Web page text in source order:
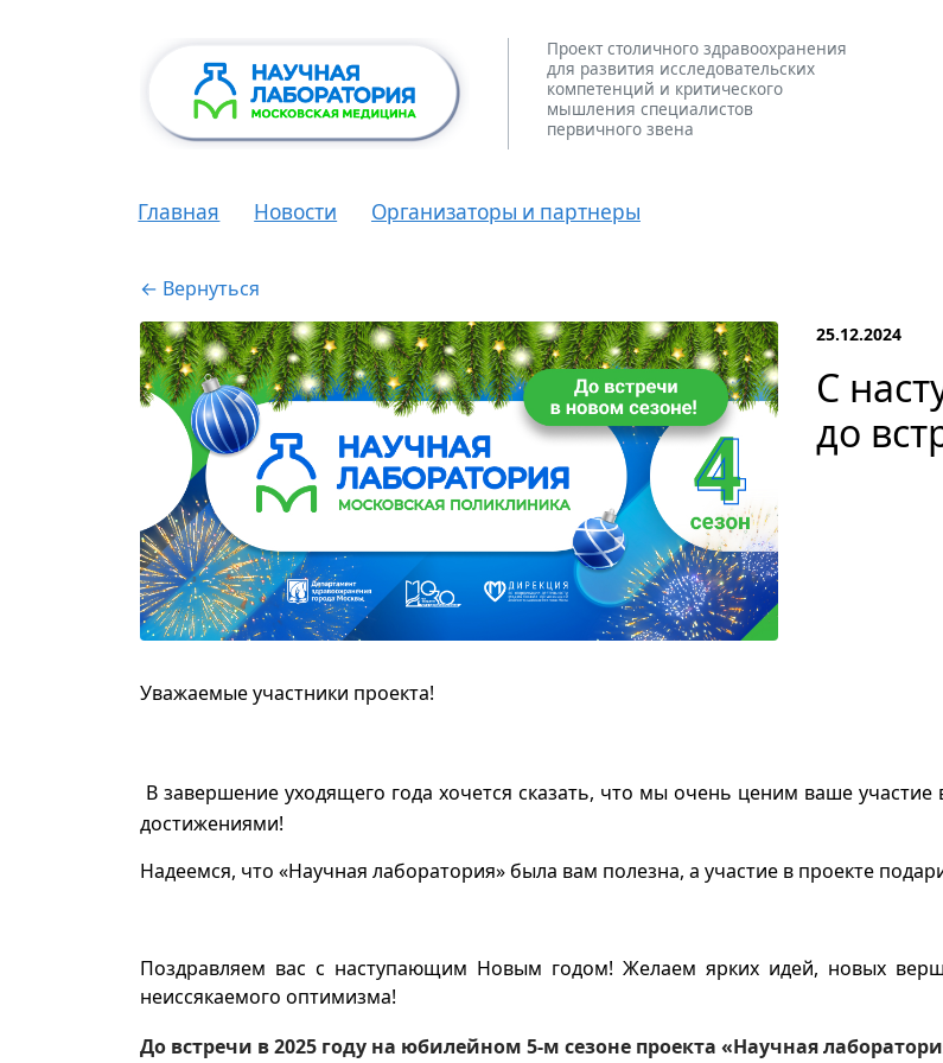
Проект столичного здравоохранения
для развития исследовательских
компетенций и критического
мышления специалистов
первичного звена
Главная Новости Организаторы и партнеры
← Вернуться
25.12.2024
С
до
Уважаемые участники проекта!
В завершение уходящего года хочется сказать, что мы очень ценим ваше
достижениями!
Надеемся, что «Научная лаборатория» была вам полезна, а участие в проекте
Поздравляем вас с наступающим Новым годом! Желаем ярких идей, новых
неиссякаемого оптимизма!
До встречи в 2025 году на юбилейном 5-м сезоне проекта «Научная